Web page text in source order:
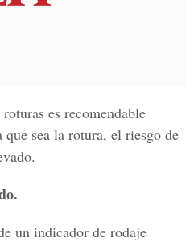
es recomendable
sea la rotura, el riesgo de
un indicador de rodaje